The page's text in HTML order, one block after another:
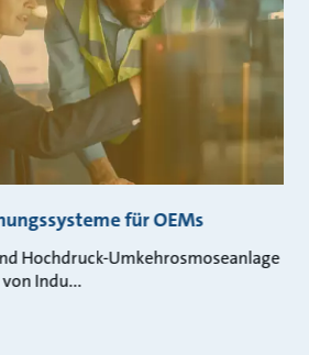
für OEMs
Hochdruck-Umkehrosmoseanlage
Indu